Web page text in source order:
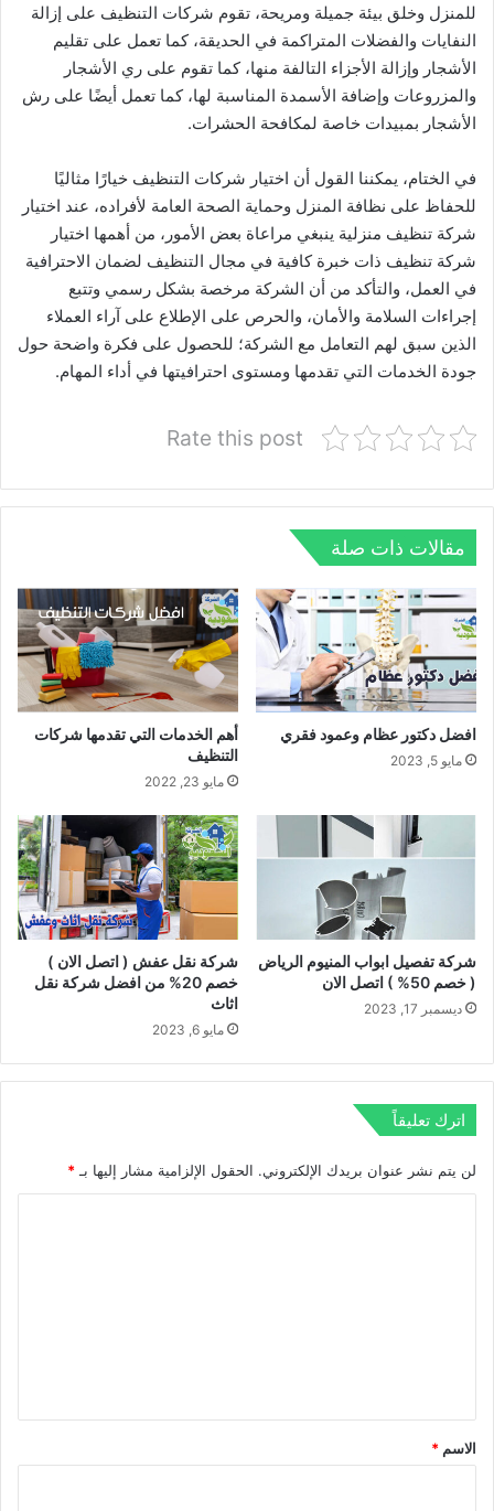
للمنزل وخلق بيئة جميلة ومريحة، تقوم شركات التنظيف على إزالة
النفايات والفضلات المتراكمة في الحديقة، كما تعمل على تقليم
الأشجار وإزالة الأجزاء التالفة منها، كما تقوم على ري الأشجار
والمزروعات وإضافة الأسمدة المناسبة لها، كما تعمل أيضًا على رش
الأشجار بمبيدات خاصة لمكافحة الحشرات.
في الختام، يمكننا القول أن اختيار شركات التنظيف خيارًا مثاليًا
للحفاظ على نظافة المنزل وحماية الصحة العامة لأفراده، عند اختيار
شركة تنظيف منزلية ينبغي مراعاة بعض الأمور، من أهمها اختيار
شركة تنظيف ذات خبرة كافية في مجال التنظيف لضمان الاحترافية
في العمل، والتأكد من أن الشركة مرخصة بشكل رسمي وتتبع
إجراءات السلامة والأمان، والحرص على الإطلاع على آراء العملاء
الذين سبق لهم التعامل مع الشركة؛ للحصول على فكرة واضحة حول
جودة الخدمات التي تقدمها ومستوى احترافيتها في أداء المهام.
Rate this post
مقالات ذات صلة
افضل دكتور عظام وعمود فقري
مايو 5, 2023
أهم الخدمات التي تقدمها شركات
التنظيف
مايو 23, 2022
شركة تفصيل ابواب المنيوم الرياض
( خصم 50% ) اتصل الان
ديسمبر 17, 2023
شركة نقل عفش ( اتصل الان )
خصم 20% من افضل شركة نقل
اثاث
مايو 6, 2023
اترك تعليقاً
لن يتم نشر عنوان بريدك الإلكتروني. الحقول الإلزامية مشار إليها بـ *
*
الاسم *